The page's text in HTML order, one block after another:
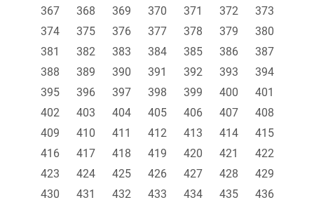
367
368 369 370 371 372
373
374
375 376 377 378 379
380
381
382 383 384 385 386
387
388
389 390 391 392 393
394
395
396 397 398 399 400
401
402
403 404 405 406 407
408
409
410 411 412 413 414
415
416
417 418 419 420 421
422
423
424 425 426 427 428
429
430
431 432 433 434 435
436